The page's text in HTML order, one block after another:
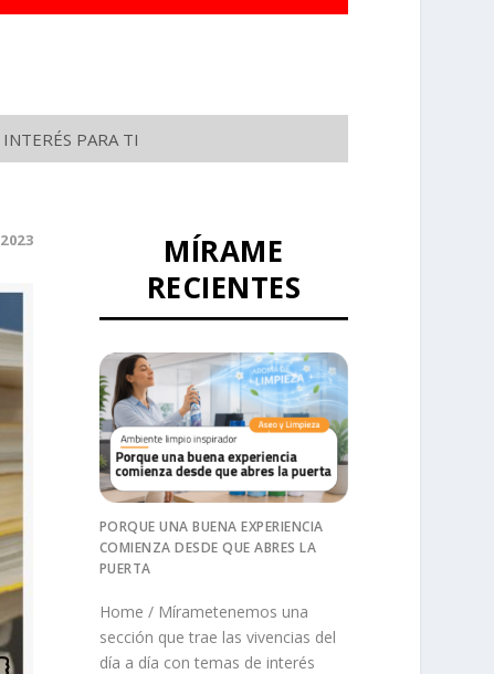
PARA TI
MÍRAME
RECIENTES
PORQUE UNA BUENA EXPERIENCIA
COMIENZA DESDE QUE ABRES LA
PUERTA
Home / Mírametenemos una
sección que trae las vivencias del
día a día con temas de interés